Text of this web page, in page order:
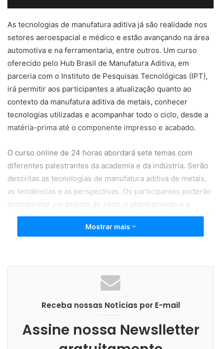
As tecnologias de manufatura aditiva já são realidade nos
setores aeroespacial e médico e estão avançando na área
automotiva e na ferramentaria, entre outros. Um curso
oferecido pelo Hub Brasil de Manufatura Aditiva, em
parceria com o Instituto de Pesquisas Tecnológicas (IPT),
irá permitir aos participantes a atualização quanto ao
contexto da manufatura aditiva de metais, conhecer
tecnologias utilizadas e acompanhar todo o ciclo, desde a
matéria-prima até o componente impresso e acabado.
O curso online de 24 horas abordará sete temas com
diferentes palestrantes da academia e da indústria. Serão
descritas as tecnologias de manufatura aditiva de metais,
as tendências e as perspectivas. Os participantes poderão
acompanhar um projeto de peça, o planejamento e a
efetiva impressão desse componente em fusão em leito de
tecnologias de deposição de energia direcionada – arco,
pós metálicos para os processos, a metalurgia de peças
impressas e, por fim, a integridade superficial e pós-
processamento.
O público-alvo são estudantes e profissionais
interessados em aprofundar os aspectos técnicos e
Mostrar mais
Receba nossas Notícias por E-mail
Assine nossa Newslletter